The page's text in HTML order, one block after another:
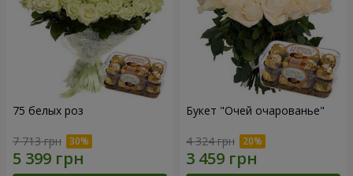
75 белых роз
7 713 грн
Букет "Очей очарованье"
4 324 грн